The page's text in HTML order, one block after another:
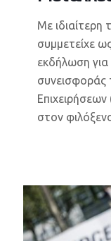
Με ιδιαίτερη
συμμετείχε
εκδήλωση
συνεισφοράς
στον